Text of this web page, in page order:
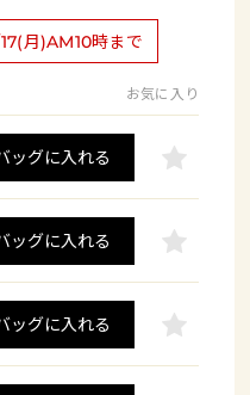
月)AM10時まで
お気に入り
ッグに入れる
ッグに入れる
ッグに入れる